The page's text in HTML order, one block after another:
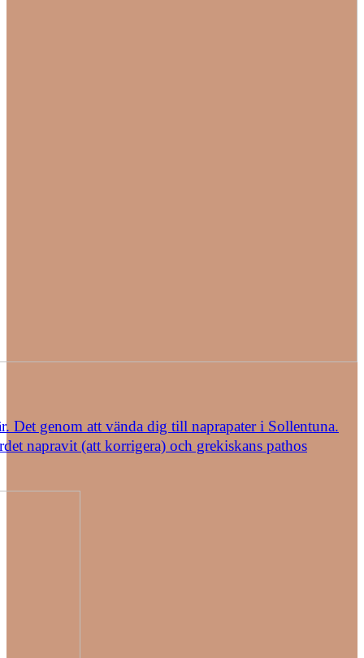
Det genom att vända dig till naprapater i Sollentuna.
napravit (att korrigera) och grekiskans pathos